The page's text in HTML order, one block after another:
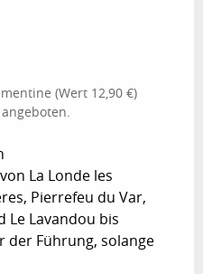
(Wert 12,90 €)
La Londe les
Pierrefeu du Var,
Le Lavandou bis
der Führung, solange